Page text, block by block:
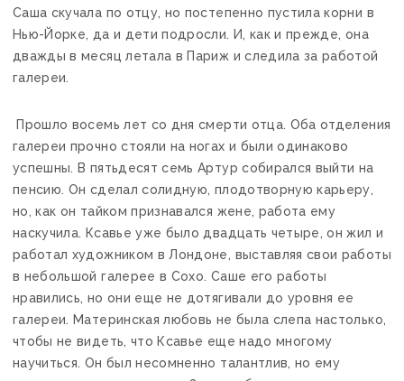
Саша скучала по отцу, но постепенно пустила корни в
Нью-Йорке, да и дети подросли. И, как и прежде, она
дважды в месяц летала в Париж и следила за работой
галереи.
Прошло восемь лет со дня смерти отца. Оба отделения
галереи прочно стояли на ногах и были одинаково
успешны. В пятьдесят семь Артур собирался выйти на
пенсию. Он сделал солидную, плодотворную карьеру,
но, как он тайком признавался жене, работа ему
наскучила. Ксавье уже было двадцать четыре, он жил и
работал художником в Лондоне, выставляя свои работы
в небольшой галерее в Сохо. Саше его работы
нравились, но они еще не дотягивали до уровня ее
галереи. Материнская любовь не была слепа настолько,
чтобы не видеть, что Ксавье еще надо многому
научиться. Он был несомненно талантлив, но ему